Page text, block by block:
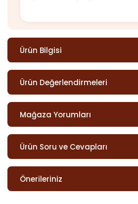
Ürün Bilgisi
Ürün Değerlendirmeleri
Mağaza Yorumları
Ürün Soru ve Cevapları
Önerileriniz